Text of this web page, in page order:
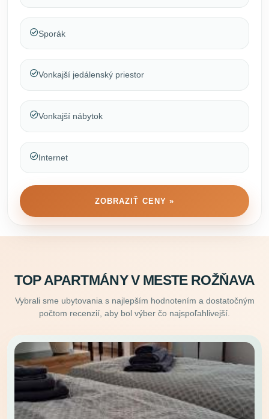
Sporák
Vonkajší jedálenský priestor
Vonkajší nábytok
Internet
ZOBRAZIŤ CENY »
TOP APARTMÁNY V MESTE ROŽŇAVA
Vybrali sme ubytovania s najlepším hodnotením a dostatočným
počtom recenzií, aby bol výber čo najspoľahlivejší.